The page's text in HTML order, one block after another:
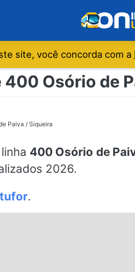
site, você concorda com a
Osório de
Paiva / Siqueira
400 Osório de
2026.
.